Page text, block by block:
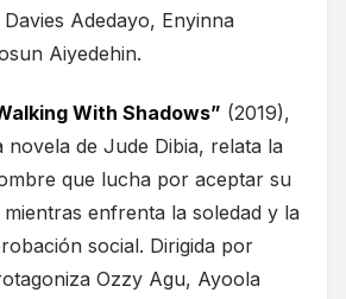
Adedayo, Enyinna
Aiyedehin.
With Shadows” (2019),
novela de Jude Dibia, relata la
que lucha por aceptar su
mientras enfrenta la soledad y la
social. Dirigida por
Ozzy Agu, Ayoola